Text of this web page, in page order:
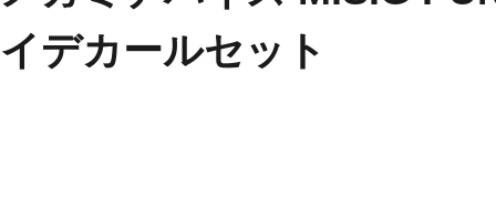
イデカールセット